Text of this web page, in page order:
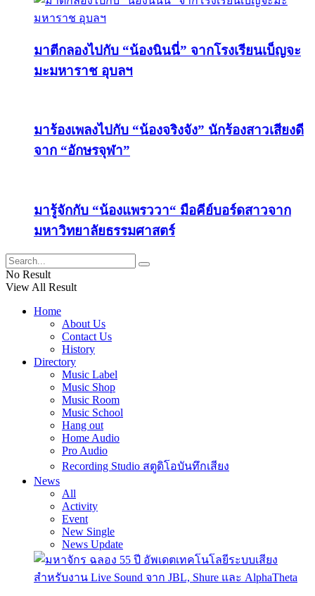
มาตีกลองไปกับ “น้องนินนี่” จากโรงเรียนเบ็ญจะ
มะมหาราช อุบลฯ
มาร้องเพลงไปกับ “น้องจริงจัง” นักร้องสาวเสียงดี
จาก “อักษรจุฬา”
มารู้จักกับ “น้องแพรววา“ มือคีย์บอร์ดสาวจาก
มหาวิทยาลัยธรรมศาสตร์
No Result
View All Result
Home
About Us
Contact Us
History
Directory
Music Label
Music Shop
Music Room
Music School
Hang out
Home Audio
Pro Audio
Recording Studio สตูดิโอบันทึกเสียง
News
All
Activity
Event
New Single
News Update